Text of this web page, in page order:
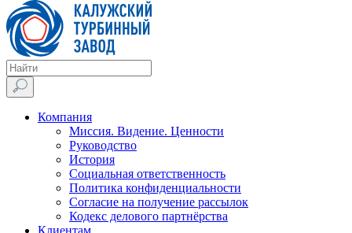
Компания
Миссия. Видение. Ценности
Руководство
История
Социальная ответственность
Политика конфиденциальности
Согласие на получение рассылок
Кодекс делового партнёрства